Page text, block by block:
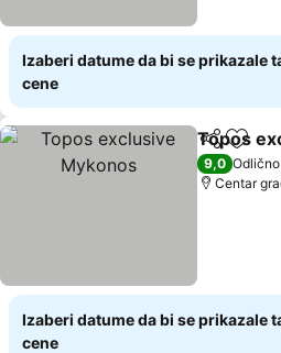
Izaberi datume da bi se prikazale
cene
Deli
Topos
9,0 Odlično
Centar
Izaberi datume da bi se prikazale
cene